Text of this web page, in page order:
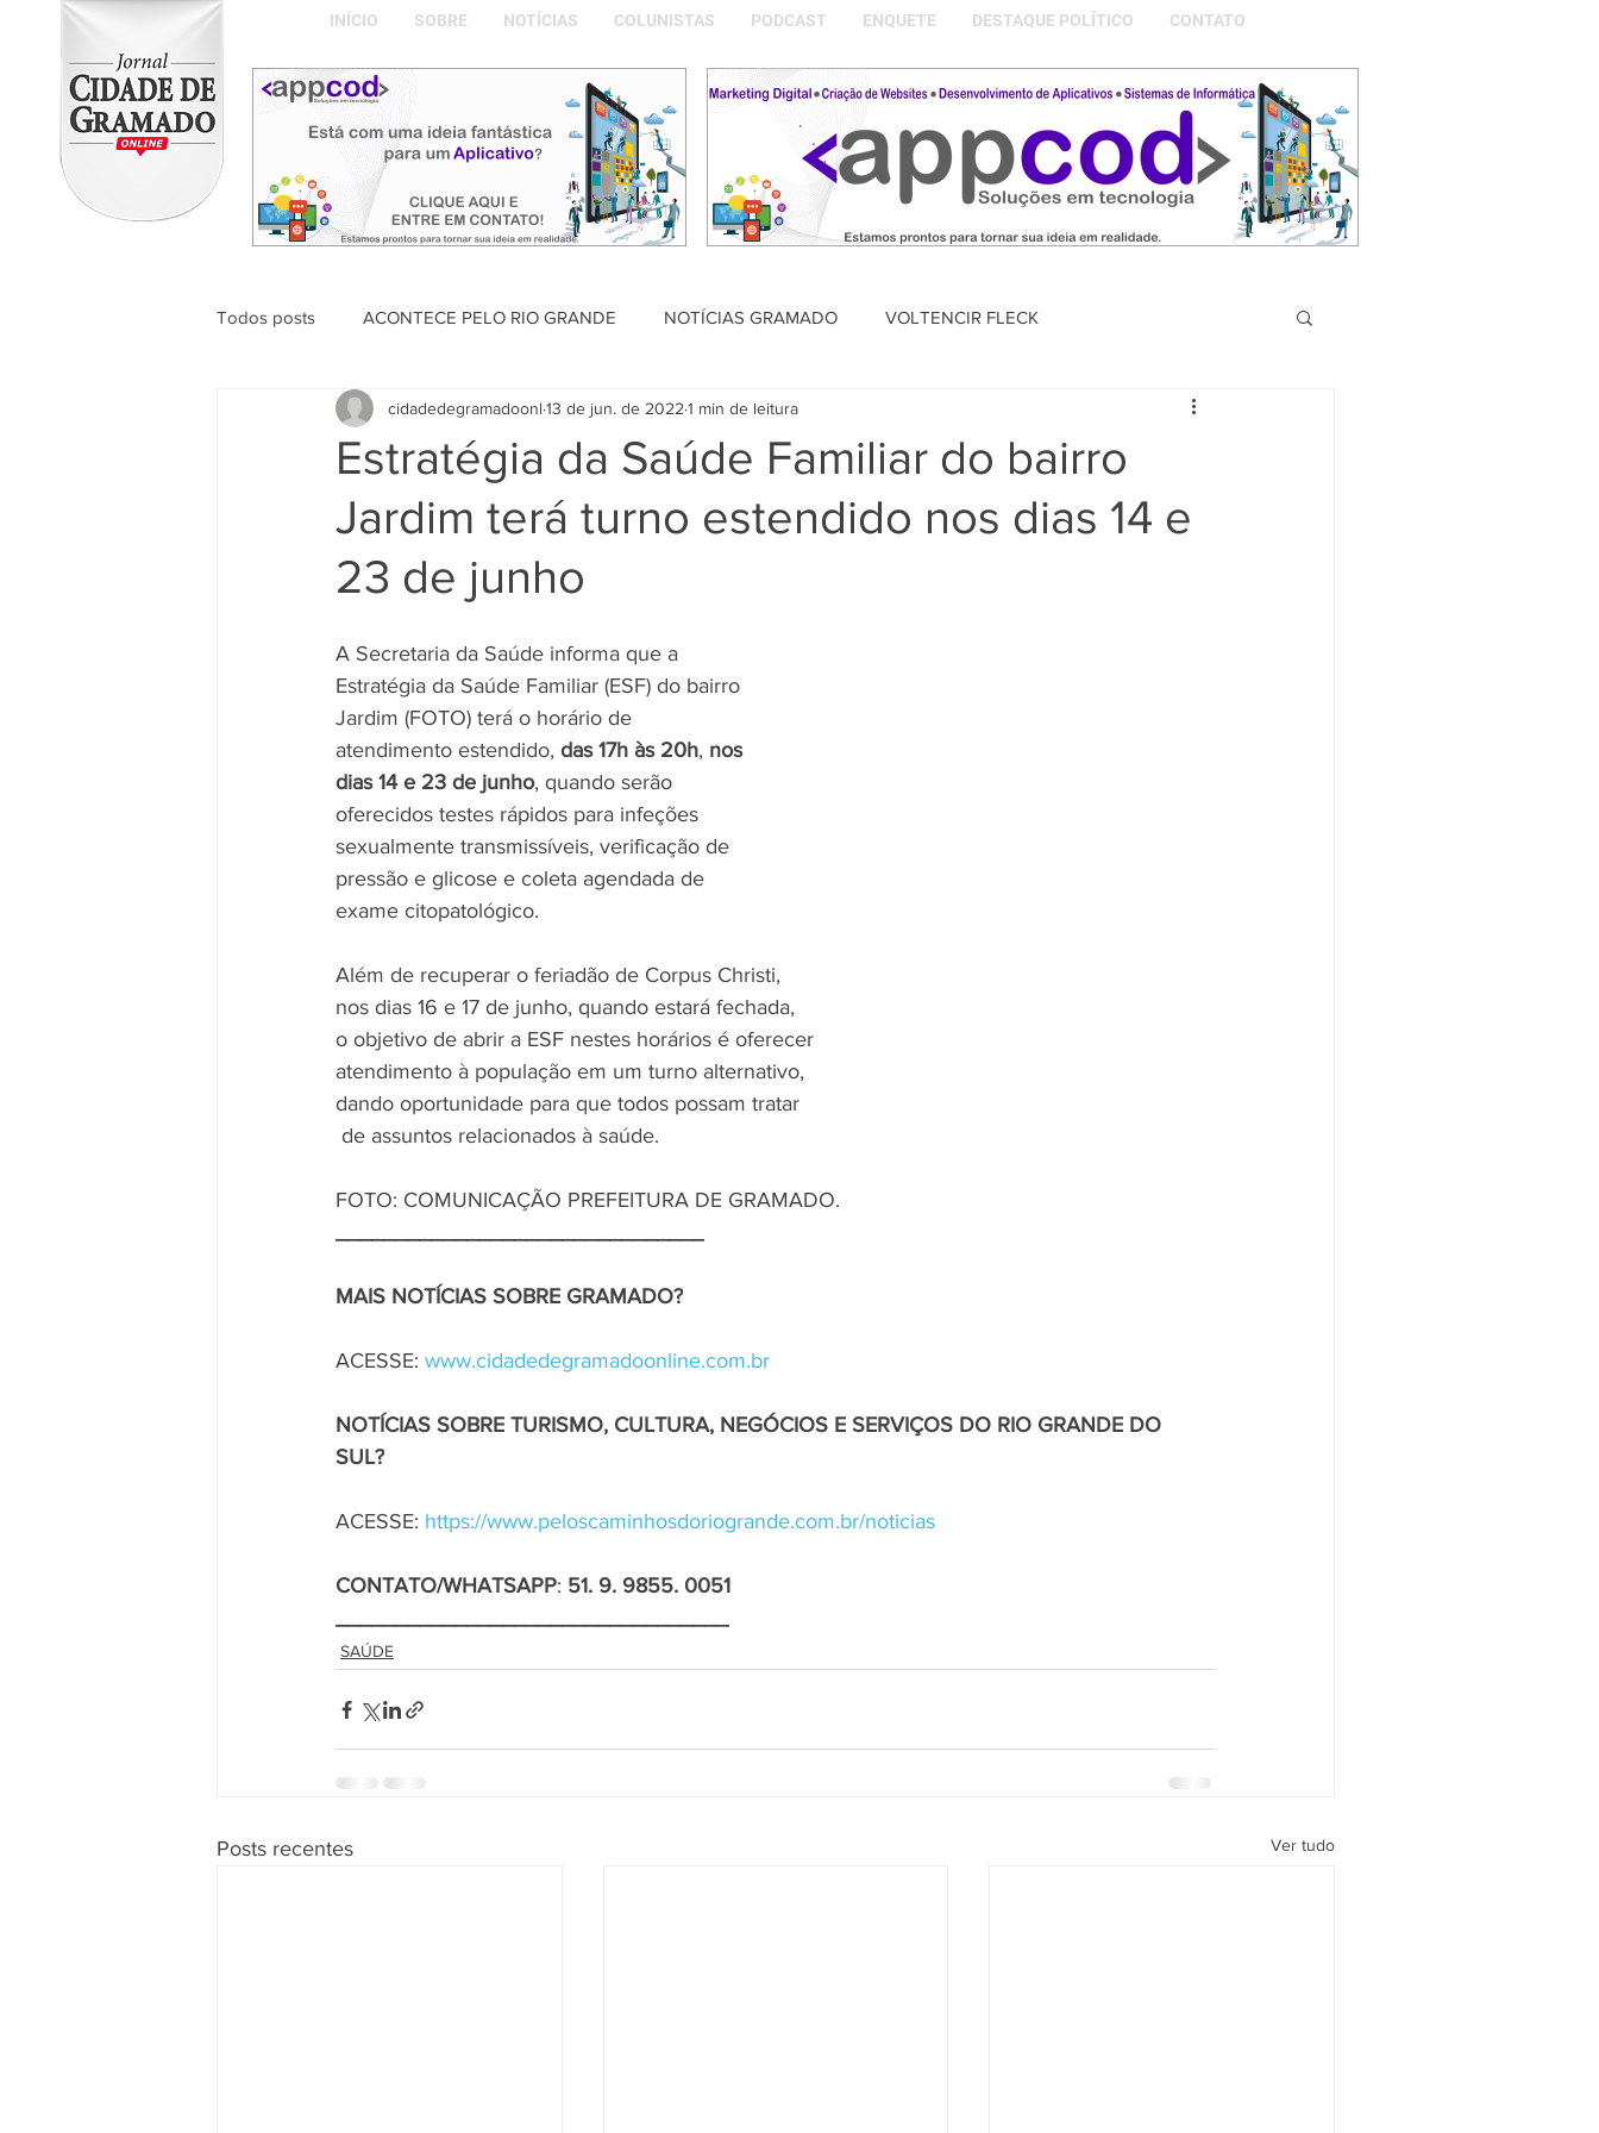
INÍCIO SOBRE NOTÍCIAS COLUNISTAS PODCAST ENQUETE DESTAQUE POLÍTICO CONTATO
Todos posts ACONTECE PELO RIO GRANDE NOTÍCIAS GRAMADO VOLTENCIR FLECK
ABDON BARRETTO FILHO SAÚDE PODCAST DESTAQUE POLÍTICO MEMÓRIAS DA NOSSA GRAMADO
Naíla Gonçalves Dalavia
Estratégia da Saúde Familiar do bairro
Jardim terá turno estendido nos dias 14 e
23 de junho
cidadedegramadoonl 13 de jun. de 2022 1 min de leitura
A Secretaria da Saúde informa que a
Estratégia da Saúde Familiar (ESF) do bairro
Jardim (FOTO) terá o horário de
atendimento estendido, das 17h às 20h, nos
dias 14 e 23 de junho, quando serão
oferecidos testes rápidos para infeções
sexualmente transmissíveis, verificação de
pressão e glicose e coleta agendada de
exame citopatológico.
Além de recuperar o feriadão de Corpus Christi,
nos dias 16 e 17 de junho, quando estará fechada,
o objetivo de abrir a ESF nestes horários é oferecer
atendimento à população em um turno alternativo,
dando oportunidade para que todos possam tratar
de assuntos relacionados à saúde.
FOTO: COMUNICAÇÃO PREFEITURA DE GRAMADO.
MAIS NOTÍCIAS SOBRE GRAMADO?
ACESSE: www.cidadedegramadoonline.com.br
NOTÍCIAS SOBRE TURISMO, CULTURA, NEGÓCIOS E SERVIÇOS DO RIO GRANDE DO
SUL?
ACESSE: https://www.peloscaminhosdoriogrande.com.br/noticias
CONTATO/WHATSAPP: 51. 9. 9855. 0051
SAÚDE
Posts recentes Ver tudo